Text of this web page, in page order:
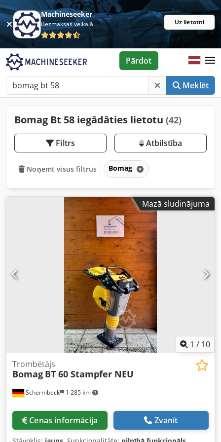
Machineseeker
Bezmaksas veikalā Uz lietotni
Meklēt
Pārdot
Bomag Bt 58 iegādāties lietotu (42)
Filtrs Atbilstība
Noņemt visus filtrus Bomag
Mazā sludinājuma
1 / 10
Schermbeck 1 285 km
Trombētājs
Bomag BT 60 Stampfer NEU
Cenas informācija Zvanīt